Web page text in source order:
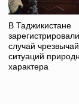
В Таджикистане
случай
ситуаций
характера